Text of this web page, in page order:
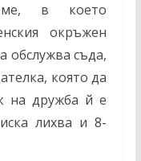
в което
окръжен
обслужва съда,
която да
на дружба й е
лихва и 8-